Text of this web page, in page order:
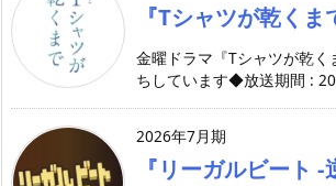
『Tシャツが乾くま
金曜ドラマ『Tシャツが乾
ちしています◆放送期間 :
2026年7月期
『リーガルビート -